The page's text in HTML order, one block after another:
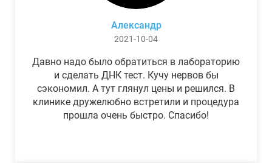
Александр
2021-10-04
Давно надо было обратиться в лабораторию
и сделать ДНК тест. Кучу нервов бы
сэкономил. А тут глянул цены и решился. В
клинике дружелюбно встретили и процедура
прошла очень быстро. Спасибо!